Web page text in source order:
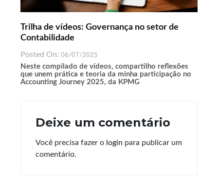
Trilha de vídeos: Governança no setor de
Contabilidade
Posted On: 06/07/2025
Neste compilado de vídeos, compartilho reflexões
que unem prática e teoria da minha participação no
Accounting Journey 2025, da KPMG
Deixe um comentário
Você precisa fazer o login para publicar um
comentário.